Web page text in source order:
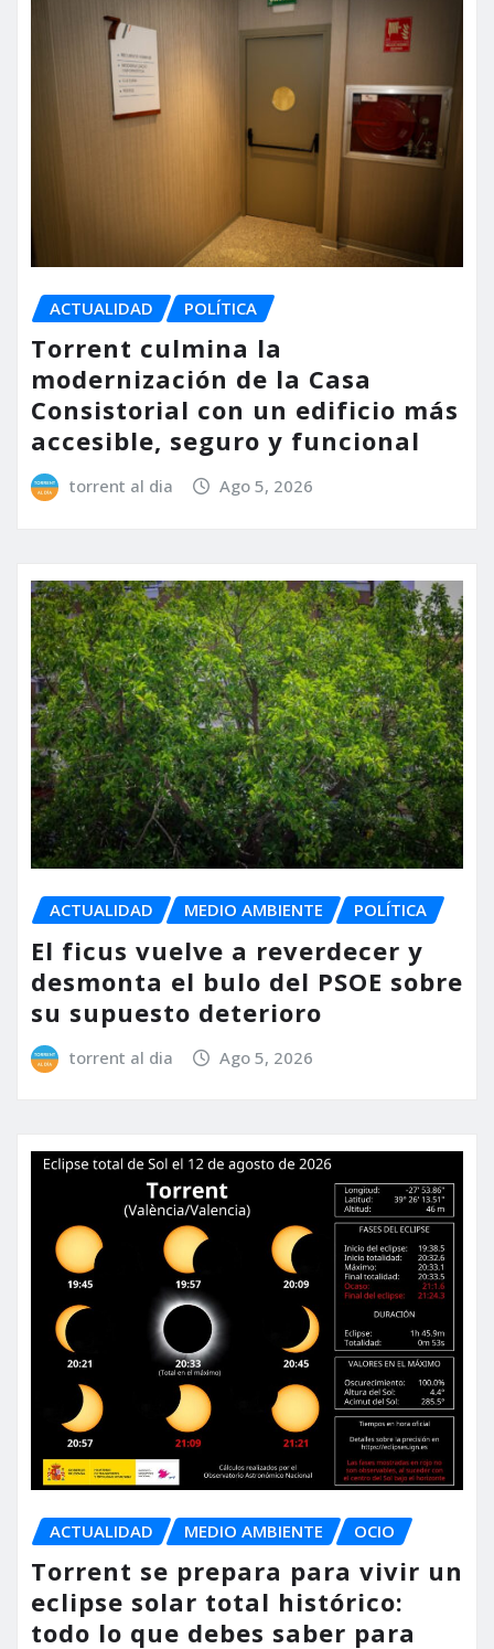
ACTUALIDAD POLÍTICA
Torrent culmina la
modernización de la Casa
Consistorial con un edificio más
accesible, seguro y funcional
torrent al dia Ago 5, 2026
ACTUALIDAD MEDIO AMBIENTE POLÍTICA
El ficus vuelve a reverdecer y
desmonta el bulo del PSOE sobre
su supuesto deterioro
torrent al dia Ago 5, 2026
ACTUALIDAD MEDIO AMBIENTE OCIO
Torrent se prepara para vivir un
eclipse solar total histórico:
todo lo que debes saber para